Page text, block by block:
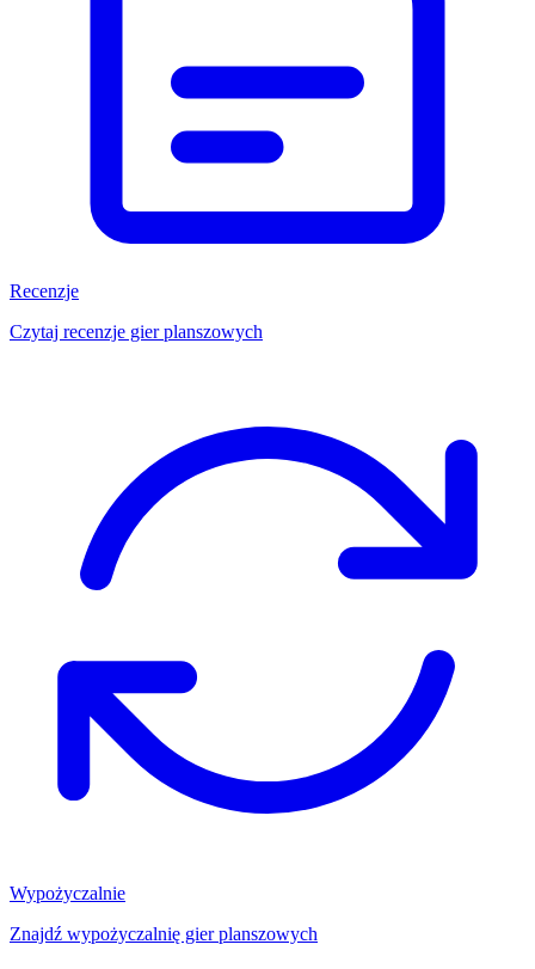
Recenzje
Czytaj recenzje gier planszowych
Wypożyczalnie
Znajdź wypożyczalnię gier planszowych